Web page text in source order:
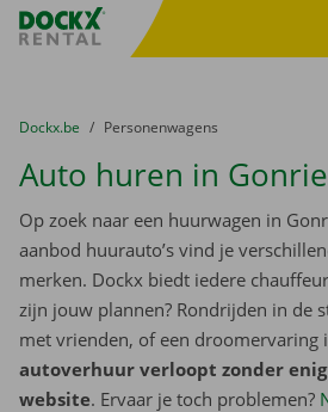
Fratello DEMO
U bevindt zich hier:
van
Dockx.be naar
Personenwagens
Auto huren in
Op zoek naar een huurwagen in
aanbod huurauto’s vind je
merken. Dockx biedt iedere
zijn jouw plannen? Rondrijden in de
met vrienden, of een droomervaring
autoverhuur verloopt zonder
website. Ervaar je toch problemen?